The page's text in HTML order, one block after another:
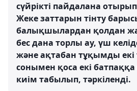
сүйрікті пайдалана
Жеке заттарын тінту
балықшылардан қолдан
бес дана торлы ау, үш
жəне ақтабан тұқымды екі
сонымен қоса екі батпаққа
киім табылып, тәркіленді.